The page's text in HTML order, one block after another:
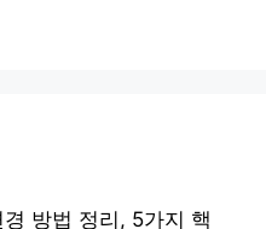
방법 정리, 5가지 핵